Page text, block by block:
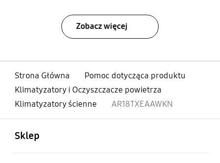
Zobacz więcej
Strona Główna
Pomoc dotycząca produktu
Klimatyzatory i Oczyszczacze powietrza
Klimatyzatory ścienne
AR18TXEAAWKN
Sklep